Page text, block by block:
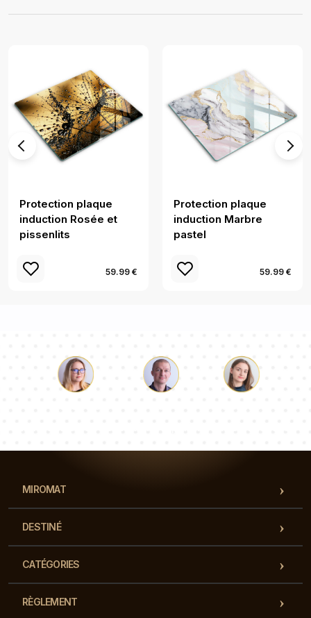
Protection plaque
induction Rosée et
pissenlits
59.99 €
Protection plaque
induction Marbre
pastel
59.99 €
MIROMAT
DESTINÉ
CATÉGORIES
RÈGLEMENT